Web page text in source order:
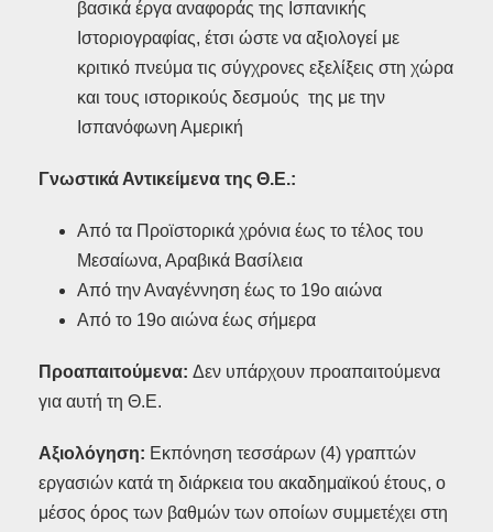
βασικά έργα αναφοράς της Ισπανικής
Ιστοριογραφίας, έτσι ώστε να αξιολογεί με
κριτικό πνεύμα τις σύγχρονες εξελίξεις στη χώρα
και τους ιστορικούς δεσμούς της με την
Ισπανόφωνη Αμερική
Γνωστικά Αντικείμενα της Θ.Ε.:
Από τα Προϊστορικά χρόνια έως το τέλος του
Μεσαίωνα, Αραβικά Βασίλεια
Από την Αναγέννηση έως το 19ο αιώνα
Από το 19ο αιώνα έως σήμερα
Προαπαιτούμενα: Δεν υπάρχουν προαπαιτούμενα
για αυτή τη Θ.Ε.
Αξιολόγηση: Εκπόνηση τεσσάρων (4) γραπτών
εργασιών κατά τη διάρκεια του ακαδημαϊκού έτους, ο
μέσος όρος των βαθμών των οποίων συμμετέχει στη